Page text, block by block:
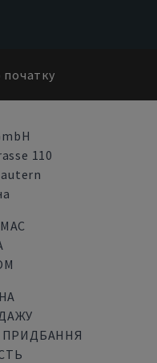
110
ПРИДБАННЯ